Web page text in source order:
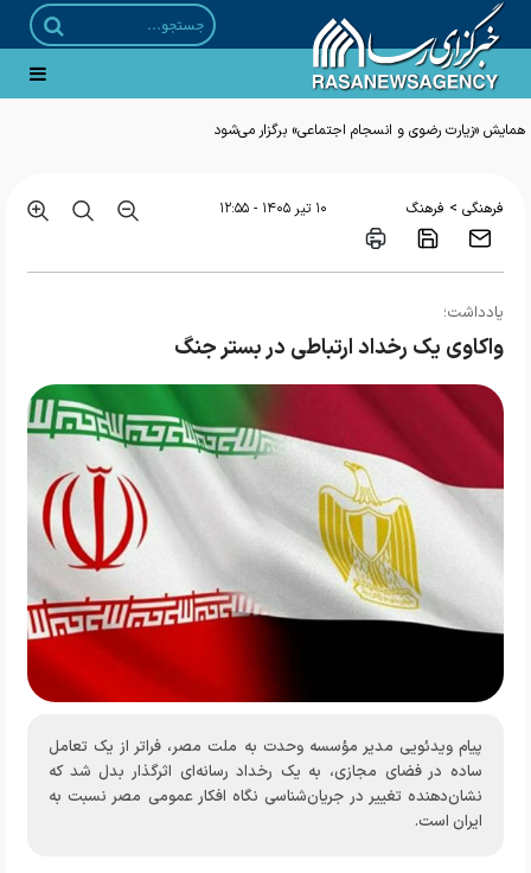
همایش «زیارت رضوی و انسجام اجتماعی» برگزار می‌شود
فرهنگی > فرهنگ ۱۰ تير ۱۴۰۵ - ۱۲:۵۵
یادداشت؛
واکاوی یک رخداد ارتباطی در بستر جنگ
پیام ویدئویی مدیر مؤسسه وحدت به ملت مصر، فراتر از یک تعامل
ساده در فضای مجازی، به یک رخداد رسانه‌ای اثرگذار بدل شد که
نشان‌دهنده تغییر در جریان‌شناسی نگاه افکار عمومی مصر نسبت به
ایران است.